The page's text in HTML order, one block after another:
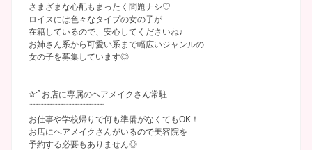
さまざまな心配もまったく問題ナシ♡
ロイスには色々なタイプの女の子が
在籍しているので、安心してくださいね♪
お姉さん系から可愛い系まで幅広いジャンルの
女の子を募集しています◎
✰:ﾟお店に専属のヘアメイクさん常駐
¨¨¨¨¨¨¨¨¨¨¨¨¨¨¨¨¨¨¨¨¨¨¨¨¨¨¨
お仕事や学校帰りで何も準備がなくてもOK！
お店にヘアメイクさんがいるので美容院を
予約する必要もありません◎